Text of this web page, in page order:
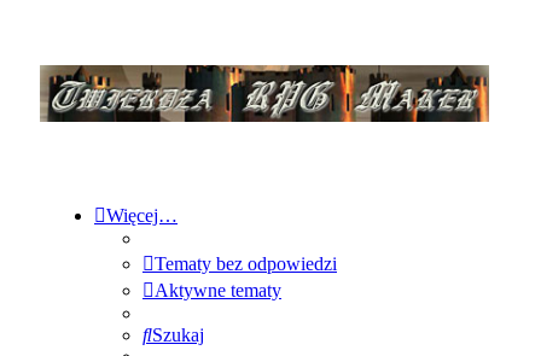
Więcej…
Tematy bez odpowiedzi
Aktywne tematy
Szukaj